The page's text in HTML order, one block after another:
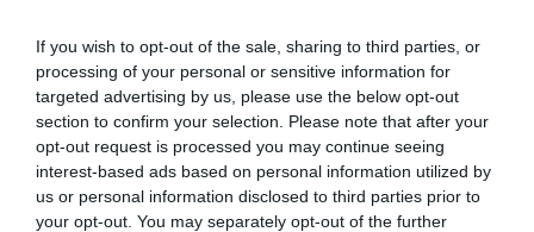
If you wish to opt-out of the sale, sharing to third parties, or
processing of your personal or sensitive information for
targeted advertising by us, please use the below opt-out
section to confirm your selection. Please note that after your
opt-out request is processed you may continue seeing
interest-based ads based on personal information utilized by
us or personal information disclosed to third parties prior to
your opt-out. You may separately opt-out of the further
σεξ”,όπως χαρακτηριστικά έγραφε ένας ξένος κριτικός.
Ταυτότητα
Περισσότερες πληροφορίες: panoramafest.org
Ακολουθήστε το Culturenow.gr στοGoogle News